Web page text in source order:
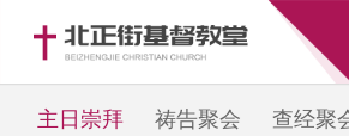
主日崇拜 祷告聚会 查经聚